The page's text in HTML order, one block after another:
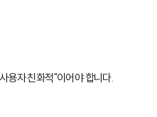
용자 친화적"이어야 합니다.